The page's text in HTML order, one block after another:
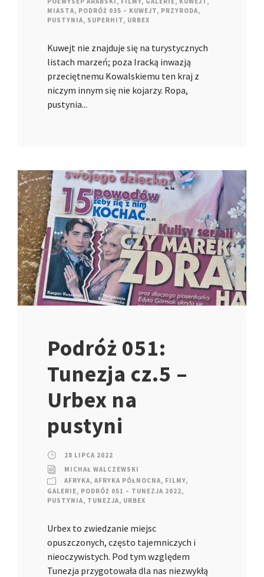
MIASTA, PODRÓŻ 035 – KUWEJT, PRZYRODA,
PUSTYNIA, SUPERHIT, URBEX
Kuwejt nie znajduje się na turystycznych
listach marzeń; poza Iracką inwazją
przeciętnemu Kowalskiemu ten kraj z
niczym innym się nie kojarzy. Ropa,
pustynia...
Podróż 051:
Tunezja cz.5 –
Urbex na
pustyni
28 LIPCA 2022
MICHAŁ WALCZEWSKI
AFRYKA, AFRYKA PÓŁNOCNA, FILMY,
GALERIE, PODRÓŻ 051 – TUNEZJA 2022,
PUSTYNIA, TUNEZJA, URBEX
Urbex to zwiedzanie miejsc
opuszczonych, często tajemniczych i
nieoczywistych. Pod tym względem
Tunezja przygotowała dla nas niezwykłą